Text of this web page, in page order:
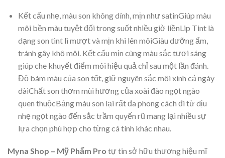
Kết cấu nhẹ, màu son không dính, mịn như satinGiúp màu
môi bền màu tuyệt đối trong suốt nhiều giờ liềnLip Tint là
dạng son tint lì mượt và mịn khi lên môiGiàu dưỡng ẩm,
tránh gây khô môi. Kết cấu mịn cùng màu sắc tươi sáng
giúp che khuyết điểm môi hiệu quả chỉ sau một lần đánh.
Độ bám màu của son tốt, giữ nguyên sắc môi xinh cả ngày
dàiChất son thơm mùi hương của xoài đào ngọt ngào
quen thuộcBảng màu son lại rất đa phong cách đi từ dịu
nhẹ ngọt ngào đến sắc trầm quyến rũ mang lại nhiều sự
lựa chọn phù hợp cho từng cá tính khác nhau.
Myna Shop – Mỹ Phẩm Pro tự tin sở hữu thương hiệu mĩ